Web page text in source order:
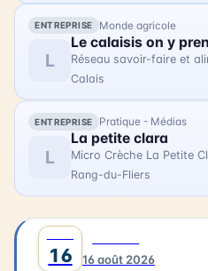
ENTREPRISE Monde agricole
L
Le calaisis on y
Réseau savoir-faire et
Calais
ENTREPRISE Pratique - Médias
L
La petite clara
Micro Crèche La Petite
Rang-du-Fliers
16 16 août 2026